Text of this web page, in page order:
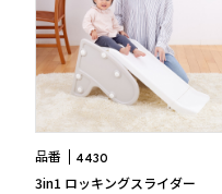
品番 4430
3in1 ロッキングスライダー